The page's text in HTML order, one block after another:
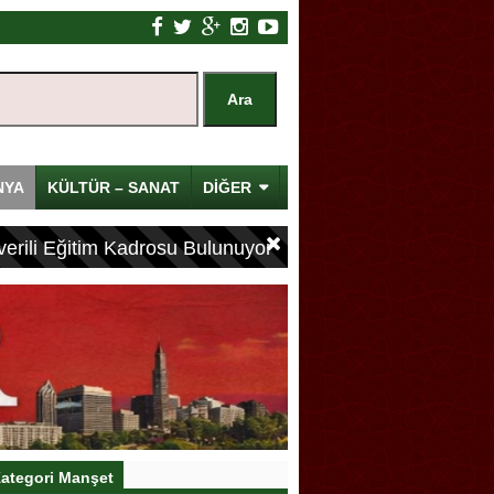
KÜLTÜR – SANAT DİĞER
Eğitim Kadrosu Bulunuyor
Manşet